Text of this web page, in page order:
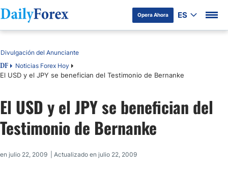
Opera Ahora ES
Tabla de contenidos
DF Noticias Forex Hoy
El USD y el JPY se benefician del Testimonio de Bernanke
Divulgación del Anunciante
El USD y el JPY se benefician del
Testimonio de Bernanke
en julio 22, 2009 | Actualizado en julio 22, 2009